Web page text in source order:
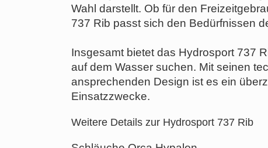
Wahl darstellt. Ob für den
737 Rib passt sich den Bedürfnissen
Insgesamt bietet das Hydrosport 737
auf dem Wasser suchen. Mit seinen
ansprechenden Design ist es ein
Einsatzzwecke.
Weitere Details zur Hydrosport 737 Rib